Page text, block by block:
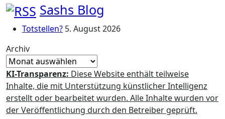
Sashs Blog
Totstellen? 5. August 2026
Archiv
KI-Transparenz: Diese Website enthält teilweise
Inhalte, die mit Unterstützung künstlicher Intelligenz
erstellt oder bearbeitet wurden. Alle Inhalte wurden vor
der Veröffentlichung durch den Betreiber geprüft.